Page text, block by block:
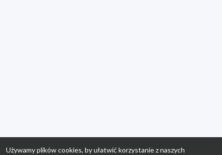
Używamy plików cookies, by ułatwić korzystanie z naszych